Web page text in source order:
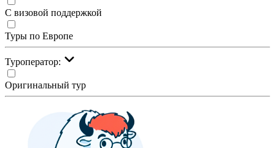
С визовой поддержкой
Туры по Европе
Туроператор:
Оригинальный тур